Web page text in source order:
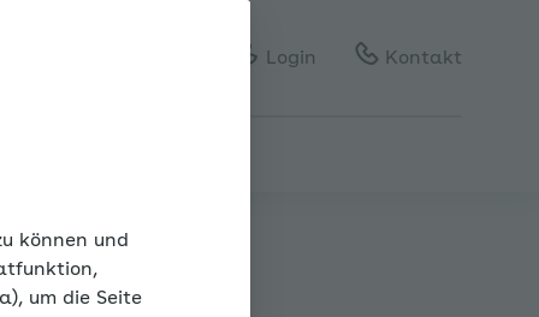
Gebärdensprache
Leichte Sprache
Login Kontakt
können und
um die Seite